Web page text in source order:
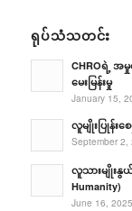
ရုပ်သံသတင်း
CHROရဲ့
မေးမြန်းမှု
January 15,
လူမျိုးပြုန်းစ
September 2,
လူသားမျိုးနွ
Humanity)
June 16,